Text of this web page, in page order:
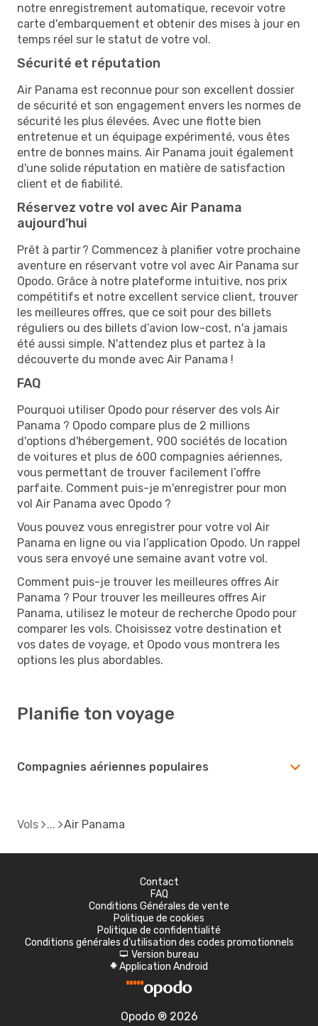
notre enregistrement automatique, recevoir votre
carte d'embarquement et obtenir des mises à jour en
temps réel sur le statut de votre vol.
Sécurité et réputation
Air Panama est reconnue pour son excellent dossier
de sécurité et son engagement envers les normes de
sécurité les plus élevées. Avec une flotte bien
entretenue et un équipage expérimenté, vous êtes
entre de bonnes mains. Air Panama jouit également
d'une solide réputation en matière de satisfaction
client et de fiabilité.
Réservez votre vol avec Air Panama
aujourd’hui
Prêt à partir ? Commencez à planifier votre prochaine
aventure en réservant votre vol avec Air Panama sur
Opodo. Grâce à notre plateforme intuitive, nos prix
compétitifs et notre excellent service client, trouver
les meilleures offres, que ce soit pour des billets
réguliers ou des billets d’avion low-cost, n'a jamais
été aussi simple. N'attendez plus et partez à la
découverte du monde avec Air Panama !
FAQ
Pourquoi utiliser Opodo pour réserver des vols Air
Panama ? Opodo compare plus de 2 millions
d'options d'hébergement, 900 sociétés de location
de voitures et plus de 600 compagnies aériennes,
vous permettant de trouver facilement l’offre
parfaite. Comment puis-je m'enregistrer pour mon
vol Air Panama avec Opodo ?
Vous pouvez vous enregistrer pour votre vol Air
Panama en ligne ou via l’application Opodo. Un rappel
vous sera envoyé une semaine avant votre vol.
Comment puis-je trouver les meilleures offres Air
Panama ? Pour trouver les meilleures offres Air
Panama, utilisez le moteur de recherche Opodo pour
comparer les vols. Choisissez votre destination et
vos dates de voyage, et Opodo vous montrera les
options les plus abordables.
Planifie ton voyage
Compagnies aériennes populaires
Vols Air Panama
Contact
FAQ
Conditions Générales de vente
Politique de cookies
Politique de confidentialité
Conditions générales d'utilisation des codes promotionnels
d Version bureau
A Application Android
Opodo ® 2026